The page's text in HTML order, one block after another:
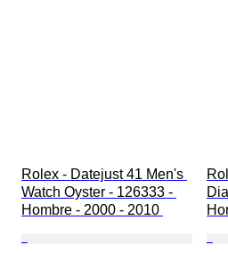
Rolex - Datejust 41 Men's
Watch Oyster - 126333 -
Hombre - 2000 - 2010